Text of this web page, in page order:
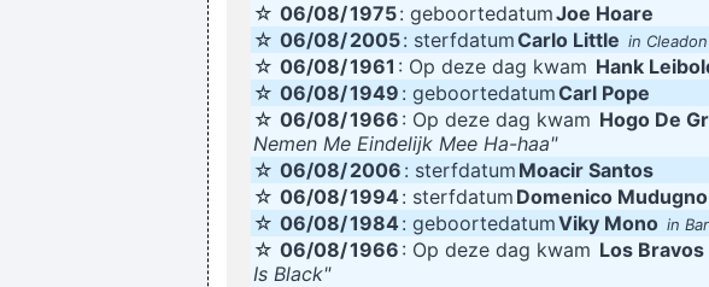
☆ 06/08/1975: geboortedatumJoe Hoare
☆ 06/08/2005: sterfdatumCarlo Little in Cleadon
☆ 06/08/1961 : Op deze dag kwam Hank
☆ 06/08/1949 : geboortedatumCarl Pope
☆ 06/08/1966 : Op deze dag kwam Hogo De
Nemen Me Eindelijk Mee Ha-haa"
☆ 06/08/2006 : sterfdatum Moacir Santos
☆ 06/08/1994: sterfdatum Domenico Mudugno
☆ 06/08/1984 : geboortedatumViky Mono in
☆ 06/08/1966 : Op deze dag kwam Los Bravos
Is Black"